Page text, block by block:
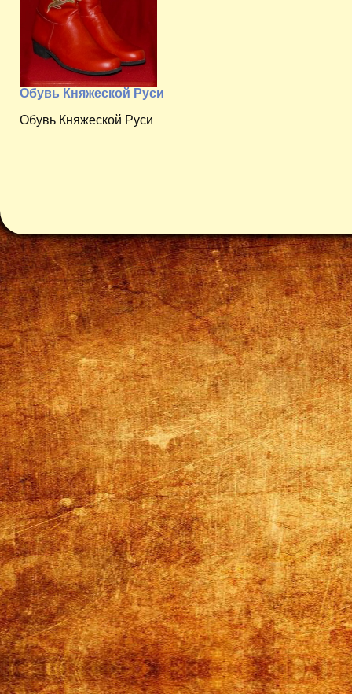
Обувь Княжеской Руси
Обувь Княжеской Руси